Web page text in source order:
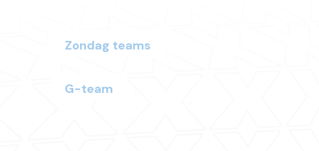
Zondag teams
G-team